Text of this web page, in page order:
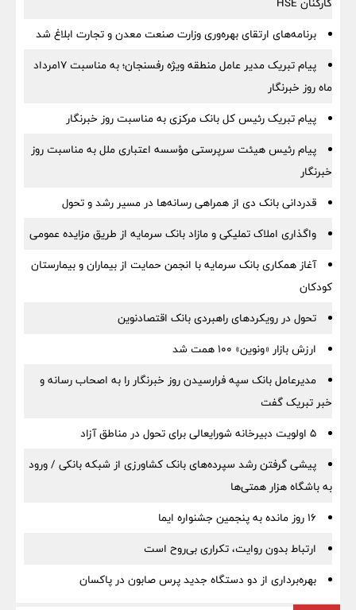
برنامه‌های ارتقای بهره‌وری وزارت صنعت معدن و تجارت ابلاغ شد
پیام تبریک مدیر عامل منطقه ویژه رفسنجان؛ به مناسبت ۱۷مرداد
ماه روز خبرنگار
پیام تبریک رئیس کل بانک مرکزی به مناسبت روز خبرنگار
پیام رئیس هیئت سرپرستی مؤسسه اعتباری ملل به مناسبت روز
خبرنگار
قدردانی بانک دی از همراهی رسانه‌ها در مسیر رشد و تحول
واگذاری املاک تملیکی و مازاد بانک سرمایه از طریق مزایده عمومی
آغاز همکاری بانک سرمایه با انجمن حمایت از بیماران و بیمارستان
کودکان
تحول در رویکردهای راهبردی بانک اقتصادنوین
ارزش بازار «ونوین» 100 همت شد
مدیرعامل بانک سپه فرارسیدن روز خبرنگار را به اصحاب رسانه و
خبر تبریک گفت
5 اولویت دبیرخانه شورایعالی برای تحول در مناطق آزاد
پیشی گرفتن رشد سپرده‌های بانک کشاورزی از شبکه بانکی / ورود
به باشگاه هزار همتی‌ها
16 روز مانده به پنجمین جشنواره ایما
ارتباط بدون روایت، تکراری بی‌روح است
بهره‌برداری از دو دستگاه جدید پرس صابون در پاكسان